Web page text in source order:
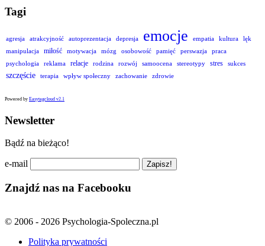
Tagi
agresja atrakcyjność autoprezentacja depresja emocje empatia kultura
lęk
manipulacja
miłość motywacja mózg osobowość pamięć perswazja
praca
psychologia
reklama relacje rodzina rozwój samoocena stereotypy stres sukces
szczęście terapia wpływ społeczny zachowanie zdrowie
Powered by Easytagcloud v2.1
Newsletter
Bądź na bieżąco!
e-mail
Znajdź nas na Facebooku
© 2006 - 2026 Psychologia-Spoleczna.pl
Polityka prywatności